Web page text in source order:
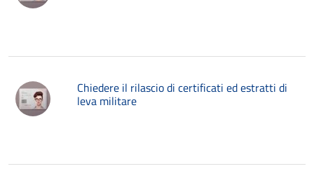
Chiedere il rilascio di certificati ed estratti di
leva militare